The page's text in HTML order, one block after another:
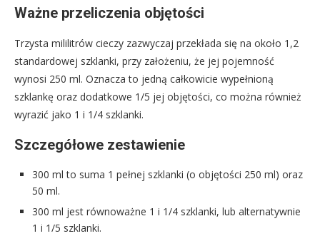
Ważne przeliczenia objętości
Trzysta mililitrów cieczy zazwyczaj przekłada się na około 1,2
standardowej szklanki, przy założeniu, że jej pojemność
wynosi 250 ml. Oznacza to jedną całkowicie wypełnioną
szklankę oraz dodatkowe 1/5 jej objętości, co można również
wyrazić jako 1 i 1/4 szklanki.
Szczegółowe zestawienie
300 ml to suma 1 pełnej szklanki (o objętości 250 ml) oraz
50 ml.
300 ml jest równoważne 1 i 1/4 szklanki, lub alternatywnie
1 i 1/5 szklanki.